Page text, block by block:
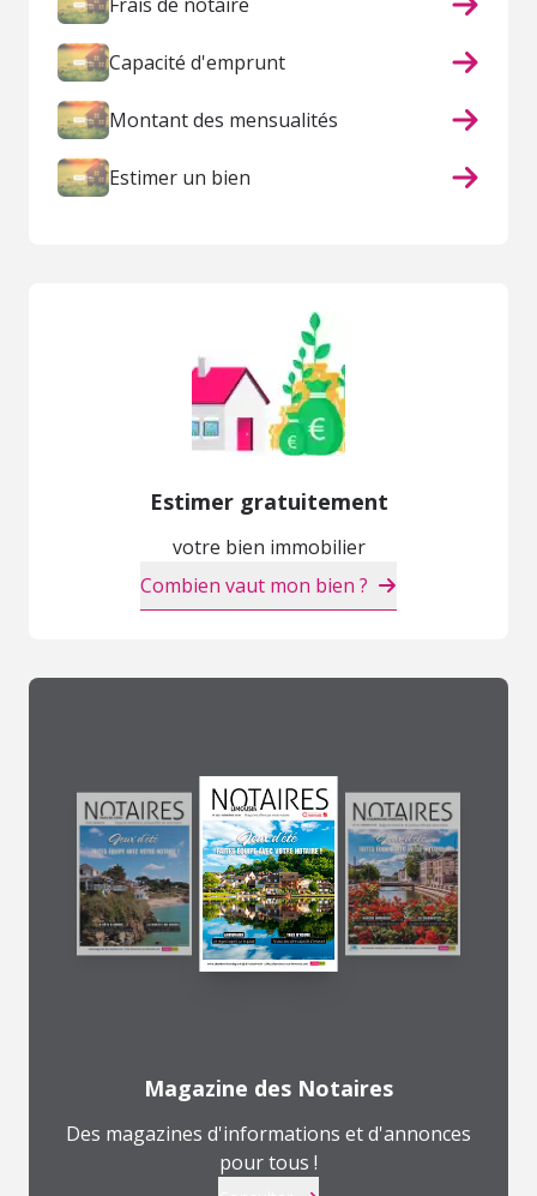
Capacité d'emprunt
Montant des mensualités
Estimer un bien
Estimer gratuitement
votre bien immobilier
Combien vaut mon bien ?
Magazine des Notaires
Des magazines d'informations et d'annonces
pour tous !